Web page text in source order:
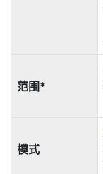
范围*
模式